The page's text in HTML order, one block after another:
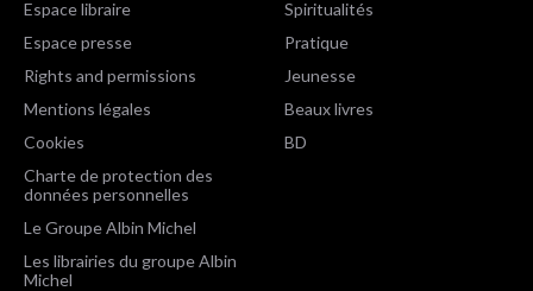
Espace libraire
Espace presse
Rights and permissions
Mentions légales
Cookies
Charte de protection des
données personnelles
Le Groupe Albin Michel
Les librairies du groupe Albin
Michel
Spiritualités
Pratique
Jeunesse
Beaux livres
BD